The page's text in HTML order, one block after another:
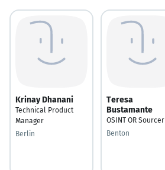
Krinay Dhanani
Technical Product
Manager
Berlin
Teresa
Bustamante
OSINT OR Sourcer
Benton